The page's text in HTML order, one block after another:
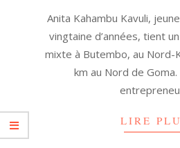
Anita Kahambu Kavuli,
vingtaine d’années, tient
mixte à Butembo, au Nord-
km au Nord de
LIRE